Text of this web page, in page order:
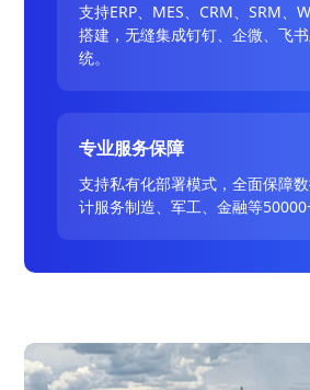
支持ERP、MES、CRM、SRM、
搭建，无缝集成钉钉、企微、飞
统。
专业服务保障
支持私有化部署模式，全面保障
计服务制造、军工、金融等